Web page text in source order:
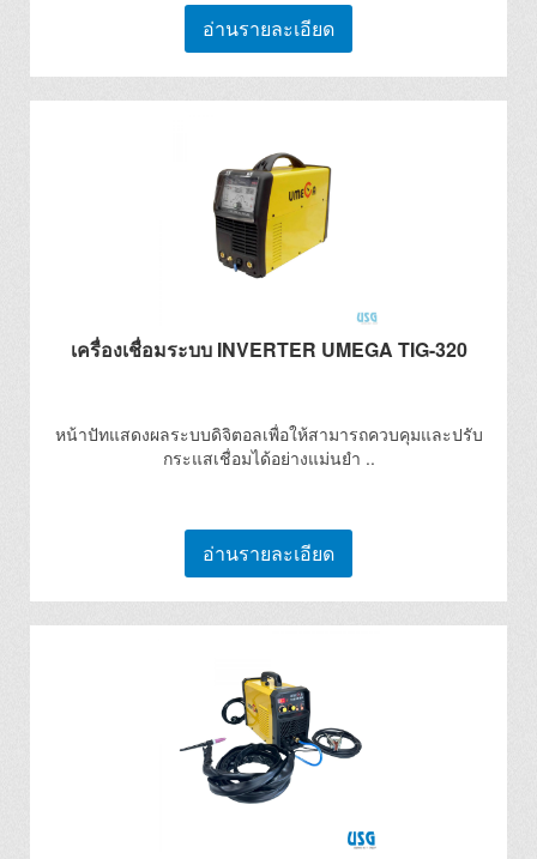
อ่านรายละเอียด
เครื่องเชื่อมระบบ INVERTER UMEGA TIG-320
หน้าปัทแสดงผลระบบดิจิตอลเพื่อให้สามารถควบคุมและปรับ
กระแสเชื่อมได้อย่างแม่นยำ ..
อ่านรายละเอียด